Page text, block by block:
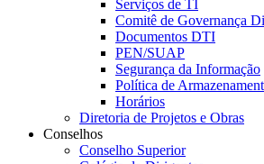
Serviços de TI
Comitê de Governança
Documentos DTI
PEN/SUAP
Segurança da Informação
Política de
Horários
Diretoria de Projetos e Obras
Conselhos
Conselho Superior